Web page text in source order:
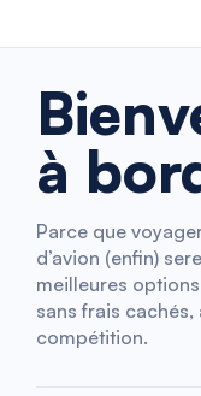
à
Parce que
d’avion (enfin)
meilleures
sans frais
compétition.